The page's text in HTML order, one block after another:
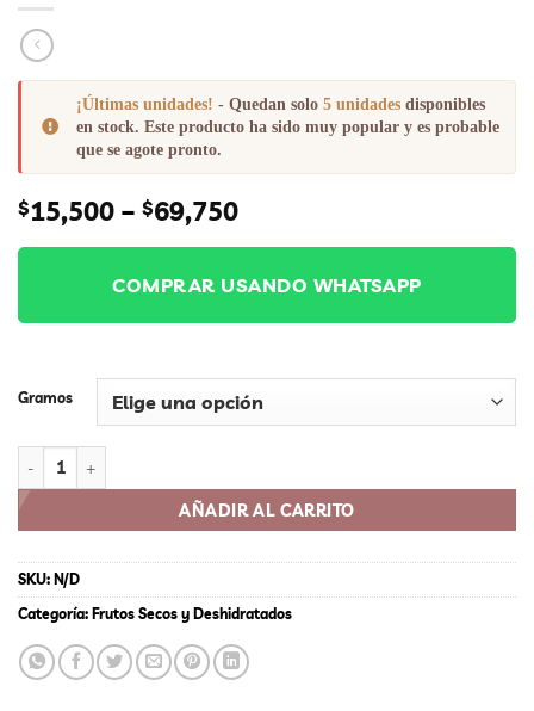
¡Últimas unidades! - Quedan solo 5 unidades disponibles
en stock. Este producto ha sido muy popular y es probable
que se agote pronto.
$15,500 – $69,750Price
through
COMPRAR USANDO WHATSAPP
Gramos
AVELLANAS cantidad
AÑADIR AL CARRITO
SKU: N/D
Categoría: Frutos Secos y Deshidratados